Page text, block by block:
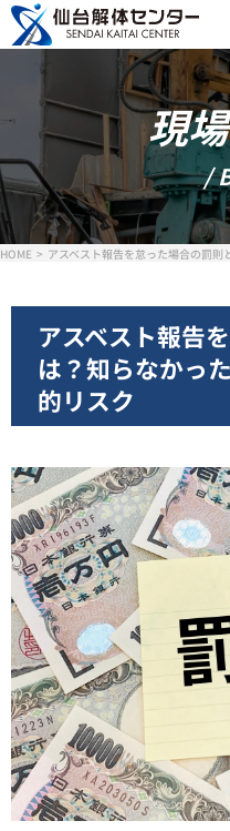
ト
解
ス
お
現
/
HOME アスベスト報告を怠った場合の罰
アスベスト報告
は？知らなかっ
的リスク